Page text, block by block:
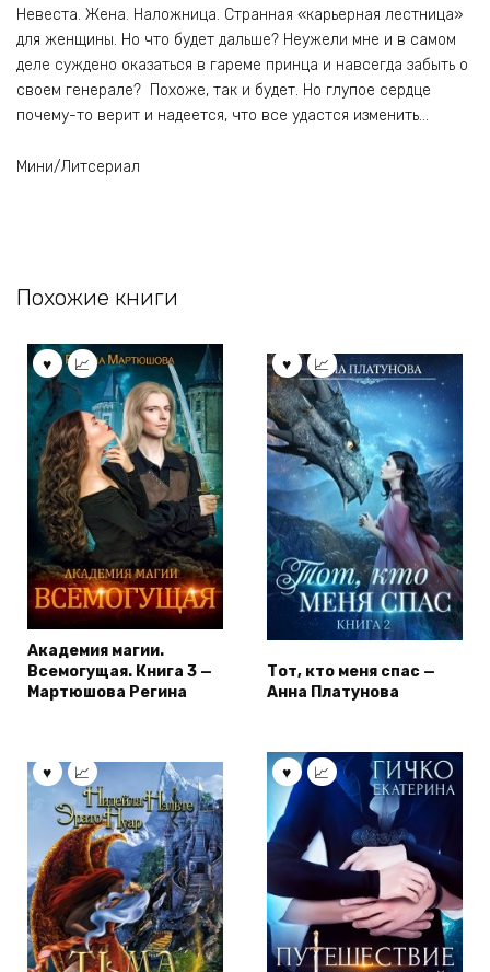
Невеста. Жена. Наложница. Странная «карьерная лестница»
для женщины. Но что будет дальше? Неужели мне и в самом
деле суждено оказаться в гареме принца и навсегда забыть о
своем генерале? Похоже, так и будет. Но глупое сердце
почему-то верит и надеется, что все удастся изменить…
Мини/Литсериал
Похожие книги
Академия магии.
Всемогущая. Книга 3 —
Мартюшова Регина
Тот, кто меня спас —
Анна Платунова